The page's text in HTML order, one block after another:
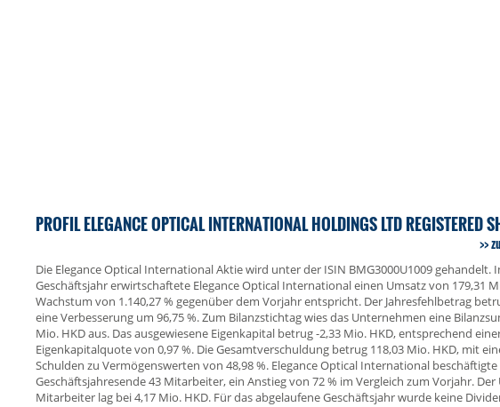
PROFIL ELEGANCE OPTICAL INTERNATIONAL HOLDINGS LTD REGISTERED
Die Elegance Optical International Aktie wird unter der ISIN BMG3000U1009 gehandelt.
Geschäftsjahr erwirtschaftete Elegance Optical International einen Umsatz von 179,31
Wachstum von 1.140,27 % gegenüber dem Vorjahr entspricht. Der Jahresfehlbetrag
eine Verbesserung um 96,75 %. Zum Bilanzstichtag wies das Unternehmen eine
Mio. HKD aus. Das ausgewiesene Eigenkapital betrug -2,33 Mio. HKD, entsprechend
Eigenkapitalquote von 0,97 %. Die Gesamtverschuldung betrug 118,03 Mio. HKD, mit
Schulden zu Vermögenswerten von 48,98 %. Elegance Optical International beschäftigte
Geschäftsjahresende 43 Mitarbeiter, ein Anstieg von 72 % im Vergleich zum Vorjahr. Der
Mitarbeiter lag bei 4,17 Mio. HKD. Für das abgelaufene Geschäftsjahr wurde keine